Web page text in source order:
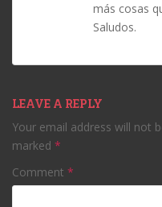
más cosas
Saludos.
LEAVE A REPLY
Your email address will not
marked *
Comment *